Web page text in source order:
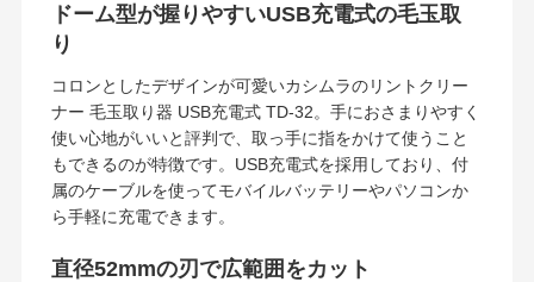
ドーム型が握りやすいUSB充電式の毛玉取
り
コロンとしたデザインが可愛いカシムラのリントクリー
ナー 毛玉取り器 USB充電式 TD-32。手におさまりやすく
使い心地がいいと評判で、取っ手に指をかけて使うこと
もできるのが特徴です。USB充電式を採用しており、付
属のケーブルを使ってモバイルバッテリーやパソコンか
ら手軽に充電できます。
直径52mmの刃で広範囲をカット